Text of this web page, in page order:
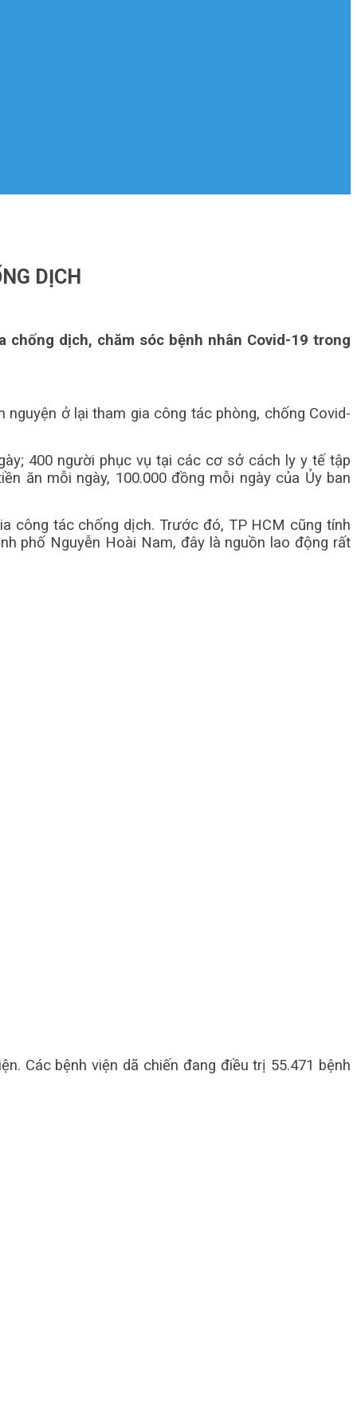
DỊCH
dịch, chăm sóc bệnh nhân Covid-19 trong
ở lại tham gia công tác phòng, chống Covid-
400 người phục vụ tại các cơ sở cách ly y tế tập
ăn mỗi ngày, 100.000 đồng mỗi ngày của Ủy ban
công tác chống dịch. Trước đó, TP HCM cũng tính
phố Nguyễn Hoài Nam, đây là nguồn lao động rất
Các bệnh viện dã chiến đang điều trị 55.471 bệnh